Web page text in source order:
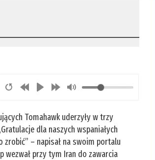
Tomahawk uderzyły w trzy
dla naszych wspaniałych
– napisał na swoim portalu
wezwał przy tym Iran do zawarcia